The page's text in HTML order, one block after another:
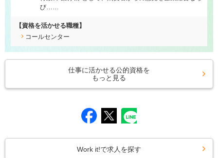
び……
【資格を活かせる職種】
コールセンター
仕事に活かせる公的資格を
もっと見る
Work it!で求人を探す